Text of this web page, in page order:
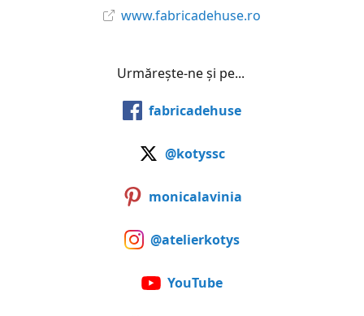
www.fabricadehuse.ro
Urmărește-ne și pe...
fabricadehuse
@kotyssc
monicalavinia
@atelierkotys
YouTube